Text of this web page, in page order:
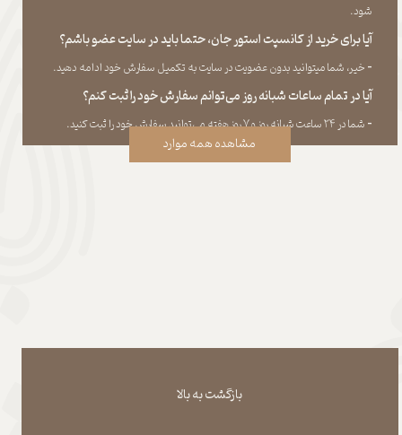
‏شود.​​​​​​​
آیا برای خرید از کانسپت استور جان، حتما باید در سایت عضو باشم؟
​​​​​​​- خیر، شما میتوانید بدون عضویت در سایت به تکمیل سفارش خود ادامه دهید.​​​​​​​
آیا در تمام ساعات شبانه روز می‌توانم سفارش خود را ثبت کنم؟
​​​​​​​​​​​​​​- شما در ۲۴ ساعت شبانه روز و ۷ روز هفته می‌‏توانید سفارش خود را ثبت کنید.
مشاهده همه موارد
بازگشت به بالا